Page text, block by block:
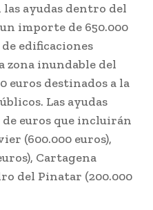
ayudas dentro del
importe de 650.000
edificaciones
zona inundable del
euros destinados a la
Las ayudas
euros que incluirán
(600.000 euros),
Cartagena
del Pinatar (200.000